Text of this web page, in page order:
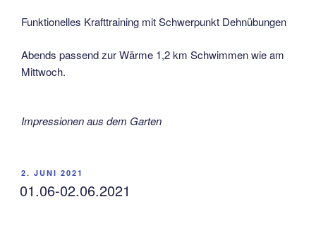
Funktionelles Krafttraining mit Schwerpunkt Dehnübungen
Abends passend zur Wärme 1,2 km Schwimmen wie am
Mittwoch.
Impressionen aus dem Garten
VERÖFFENTLICHT
AM
2. JUNI 2021
01.06-02.06.2021